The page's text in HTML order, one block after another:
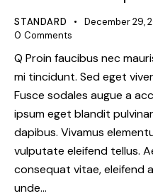
STANDARD December 29,
0 Comments
Q Proin faucibus nec
mi tincidunt. Sed eget
Fusce sodales augue a
ipsum eget blandit
dapibus. Vivamus
vulputate eleifend tellus.
consequat vitae, eleifend
unde…